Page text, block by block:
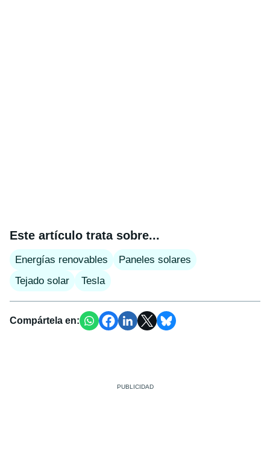
Este artículo trata sobre...
Energías renovables
Paneles solares
Tejado solar
Tesla
Compártela en: